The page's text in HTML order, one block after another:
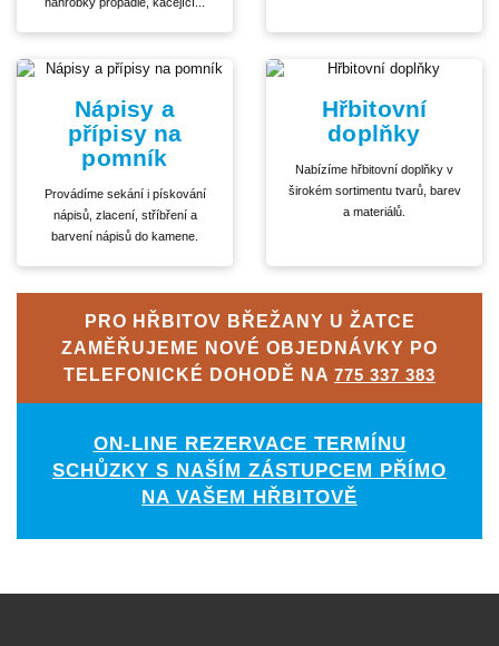
Nápisy a
přípisy na
pomník
Provádíme sekání i pískování
nápisů, zlacení, stříbření a
barvení nápisů do kamene.
Hřbitovní
doplňky
Nabízíme hřbitovní doplňky v
širokém sortimentu tvarů, barev
a materiálů.
PRO HŘBITOV BŘEŽANY U ŽATCE
ZAMĚŘUJEME NOVÉ OBJEDNÁVKY PO
TELEFONICKÉ DOHODĚ NA 775 337 383
ON-LINE REZERVACE TERMÍNU
SCHŮZKY S NAŠÍM ZÁSTUPCEM PŘÍMO
NA VAŠEM HŘBITOVĚ